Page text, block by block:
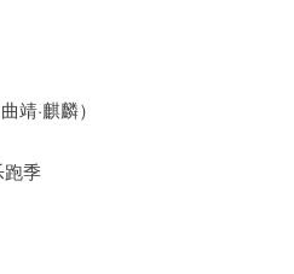
靖·麒麟）
跑季